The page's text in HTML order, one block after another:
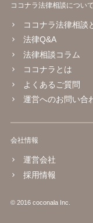
ココナラ法律相談について
ココナラ法律相談
法律Q&A
法律相談コラム
ココナラとは
よくあるご質問
運営へのお問い合
会社情報
運営会社
採用情報
© 2016 coconala Inc.